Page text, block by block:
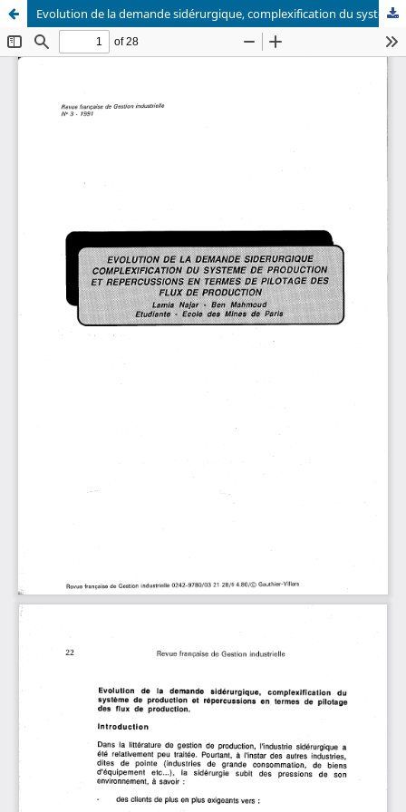
Evolution de la demande sidérurgique, complexification du système de production et répercussions en termes de pilotage des flux de production.